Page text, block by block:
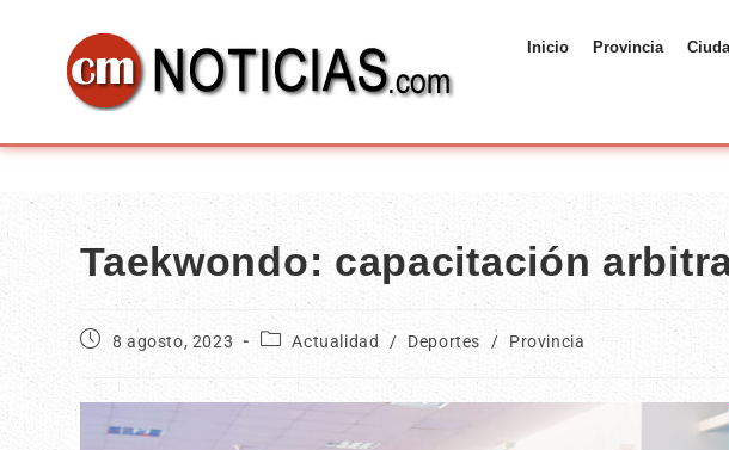
Inicio Provincia
Taekwondo: capacitación
8 agosto, 2023 Actualidad / Deportes / Provincia